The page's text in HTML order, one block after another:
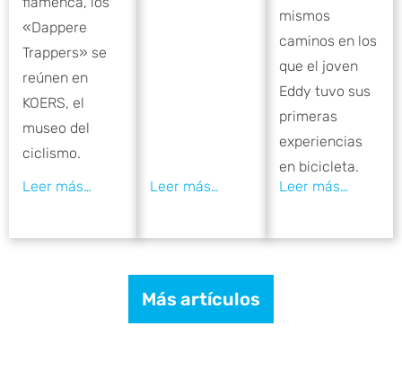
«Dappere
Trappers» se
reúnen en
KOERS, el
museo del
ciclismo.
mismos
caminos en los
que el joven
Eddy tuvo sus
primeras
experiencias
en bicicleta.
Más artículos